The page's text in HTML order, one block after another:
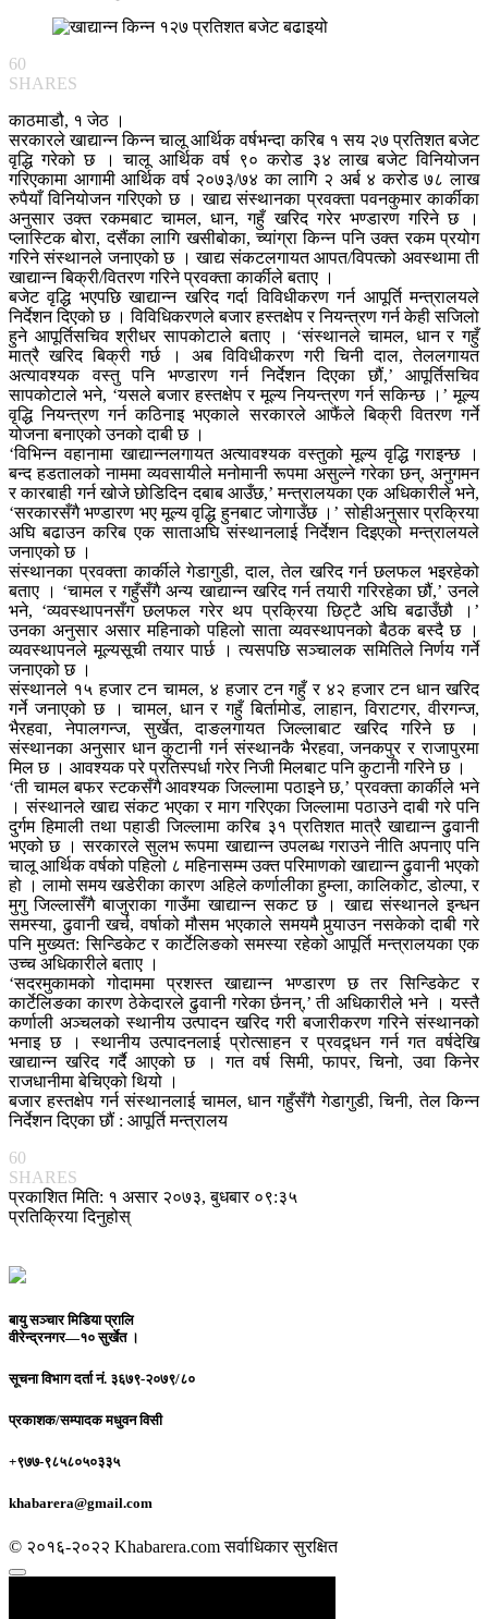
60
SHARES
काठमाडौ, १ जेठ ।
सरकारले खाद्यान्न किन्न चालू आर्थिक वर्षभन्दा करिब १ सय २७ प्रतिशत बजेट
वृद्धि गरेको छ । चालू आर्थिक वर्ष ९० करोड ३४ लाख बजेट विनियोजन
गरिएकामा आगामी आर्थिक वर्ष २०७३/७४ का लागि २ अर्ब ४ करोड ७८ लाख
रुपैयाँ विनियोजन गरिएको छ । खाद्य संस्थानका प्रवक्ता पवनकुमार कार्कीका
अनुसार उक्त रकमबाट चामल, धान, गहुँ खरिद गरेर भण्डारण गरिने छ ।
प्लास्टिक बोरा, दसैंका लागि खसीबोका, च्यांग्रा किन्न पनि उक्त रकम प्रयोग
गरिने संस्थानले जनाएको छ । खाद्य संकटलगायत आपत/विपत्को अवस्थामा ती
खाद्यान्न बिक्री/वितरण गरिने प्रवक्ता कार्कीले बताए ।
बजेट वृद्धि भएपछि खाद्यान्न खरिद गर्दा विविधीकरण गर्न आपूर्ति मन्त्रालयले
निर्देशन दिएको छ । विविधिकरणले बजार हस्तक्षेप र नियन्त्रण गर्न केही सजिलो
हुने आपूर्तिसचिव श्रीधर सापकोटाले बताए । ‘संस्थानले चामल, धान र गहुँ
मात्रै खरिद बिक्री गर्छ । अब विविधीकरण गरी चिनी दाल, तेललगायत
अत्यावश्यक वस्तु पनि भण्डारण गर्न निर्देशन दिएका छौं,’ आपूर्तिसचिव
सापकोटाले भने, ‘यसले बजार हस्तक्षेप र मूल्य नियन्त्रण गर्न सकिन्छ ।’ मूल्य
वृद्धि नियन्त्रण गर्न कठिनाइ भएकाले सरकारले आफैंले बिक्री वितरण गर्ने
योजना बनाएको उनको दाबी छ ।
‘विभिन्न वहानामा खाद्यान्नलगायत अत्यावश्यक वस्तुको मूल्य वृद्धि गराइन्छ ।
बन्द हडतालको नाममा व्यवसायीले मनोमानी रूपमा असुल्ने गरेका छन्, अनुगमन
र कारबाही गर्न खोजे छोडिदिन दबाब आउँछ,’ मन्त्रालयका एक अधिकारीले भने,
‘सरकारसँगै भण्डारण भए मूल्य वृद्धि हुनबाट जोगाउँछ ।’ सोहीअनुसार प्रक्रिया
अघि बढाउन करिब एक साताअघि संस्थानलाई निर्देशन दिइएको मन्त्रालयले
जनाएको छ ।
संस्थानका प्रवक्ता कार्कीले गेडागुडी, दाल, तेल खरिद गर्न छलफल भइरहेको
बताए । ‘चामल र गहुँसँगै अन्य खाद्यान्न खरिद गर्न तयारी गरिरहेका छौं,’ उनले
भने, ‘व्यवस्थापनसँग छलफल गरेर थप प्रक्रिया छिट्टै अघि बढाउँछौ ।’
उनका अनुसार असार महिनाको पहिलो साता व्यवस्थापनको बैठक बस्दै छ ।
व्यवस्थापनले मूल्यसूची तयार पार्छ । त्यसपछि सञ्चालक समितिले निर्णय गर्ने
जनाएको छ ।
संस्थानले १५ हजार टन चामल, ४ हजार टन गहुँ र ४२ हजार टन धान खरिद
गर्ने जनाएको छ । चामल, धान र गहुँ बिर्तामोड, लाहान, विराटगर, वीरगन्ज,
भैरहवा, नेपालगन्ज, सुर्खेत, दाङलगायत जिल्लाबाट खरिद गरिने छ ।
संस्थानका अनुसार धान कुटानी गर्न संस्थानकै भैरहवा, जनकपुर र राजापुरमा
मिल छ । आवश्यक परे प्रतिस्पर्धा गरेर निजी मिलबाट पनि कुटानी गरिने छ ।
‘ती चामल बफर स्टकसँगै आवश्यक जिल्लामा पठाइने छ,’ प्रवक्ता कार्कीले भने
। संस्थानले खाद्य संकट भएका र माग गरिएका जिल्लामा पठाउने दाबी गरे पनि
दुर्गम हिमाली तथा पहाडी जिल्लामा करिब ३१ प्रतिशत मात्रै खाद्यान्न ढुवानी
भएको छ । सरकारले सुलभ रूपमा खाद्यान्न उपलब्ध गराउने नीति अपनाए पनि
चालू आर्थिक वर्षको पहिलो ८ महिनासम्म उक्त परिमाणको खाद्यान्न ढुवानी भएको
हो । लामो समय खडेरीका कारण अहिले कर्णालीका हुम्ला, कालिकोट, डोल्पा, र
मुगु जिल्लासँगै बाजुराका गाउँमा खाद्यान्न सकट छ । खाद्य संस्थानले इन्धन
समस्या, ढुवानी खर्च, वर्षाको मौसम भएकाले समयमै पुर्‍याउन नसकेको दाबी गरे
पनि मुख्यत: सिन्डिकेट र कार्टेलिङको समस्या रहेको आपूर्ति मन्त्रालयका एक
उच्च अधिकारीले बताए ।
‘सदरमुकामको गोदाममा प्रशस्त खाद्यान्न भण्डारण छ तर सिन्डिकेट र
कार्टेलिङका कारण ठेकेदारले ढुवानी गरेका छैनन्,’ ती अधिकारीले भने । यस्तै
कर्णाली अञ्चलको स्थानीय उत्पादन खरिद गरी बजारीकरण गरिने संस्थानको
भनाइ छ । स्थानीय उत्पादनलाई प्रोत्साहन र प्रवद्र्धन गर्न गत वर्षदेखि
खाद्यान्न खरिद गर्दै आएको छ । गत वर्ष सिमी, फापर, चिनो, उवा किनेर
राजधानीमा बेचिएको थियो ।
बजार हस्तक्षेप गर्न संस्थानलाई चामल, धान गहुँसँगै गेडागुडी, चिनी, तेल किन्न
निर्देशन दिएका छौं : आपूर्ति मन्त्रालय
60
SHARES
प्रकाशित मिति: १ असार २०७३, बुधबार ०९:३५
प्रतिक्रिया दिनुहोस्
बायु सञ्चार मिडिया प्रालि
वीरेन्द्रनगर—१० सुर्खेत ।
सूचना विभाग दर्ता नं. ३६७९-२०७९/८०
प्रकाशक/सम्पादकमधुवन विसी
+९७७-९८५८०५०३३५
khabarera@gmail.com
© २०१६-२०२२ Khabarera.com सर्वाधिकार सुरक्षित